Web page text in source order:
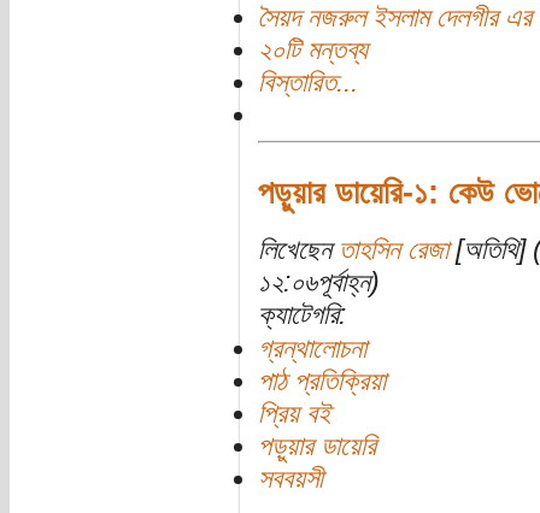
সৈয়দ নজরুল ইসলাম দেলগীর এর
২০টি মন্তব্য
বিস্তারিত...
পড়ুয়ার ডায়েরি-১: কেউ
লিখেছেন তাহসিন রেজা[অতিথি]
১২:০৬পূর্বাহ্ন)
ক্যাটেগরি:
গ্রন্থালোচনা
পাঠ প্রতিক্রিয়া
প্রিয় বই
পড়ুয়ার ডায়েরি
সববয়সী